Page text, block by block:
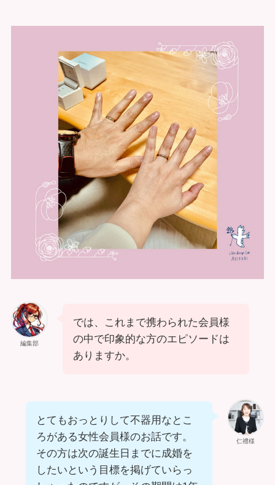
編集部
では、これまで携わられた会員様
の中で印象的な方のエピソードは
ありますか。
仁禮様
とてもおっとりして不器用なとこ
ろがある女性会員様のお話です。
その方は次の誕生日までに成婚を
したいという目標を掲げていらっ